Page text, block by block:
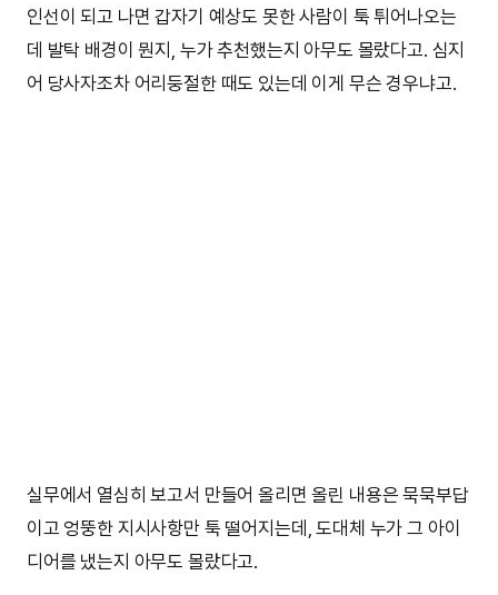
인선이 되고 나면 갑자기 예상도 못한 사람이 툭 튀어나오는
데 발탁 배경이 뭔지, 누가 추천했는지 아무도 몰랐다고. 심지
어 당사자조차 어리둥절한 때도 있는데 이게 무슨 경우냐고.
실무에서 열심히 보고서 만들어 올리면 올린 내용은 묵묵부답
이고 엉뚱한 지시사항만 툭 떨어지는데, 도대체 누가 그 아이
디어를 냈는지 아무도 몰랐다고.